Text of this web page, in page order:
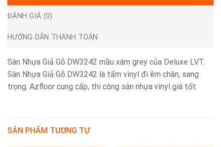
ĐÁNH GIÁ (0)
HƯỚNG DẪN THANH TOÁN
Sàn Nhựa Giả Gỗ DW3242 mầu xám grey của Deluxe LVT.
Sàn Nhựa Giả Gỗ DW3242 là tấm vinyl đi êm chân, sang
trọng. Azfloor cung cấp, thi công sàn nhựa vinyl giá tốt.
SẢN PHẨM TƯƠNG TỰ